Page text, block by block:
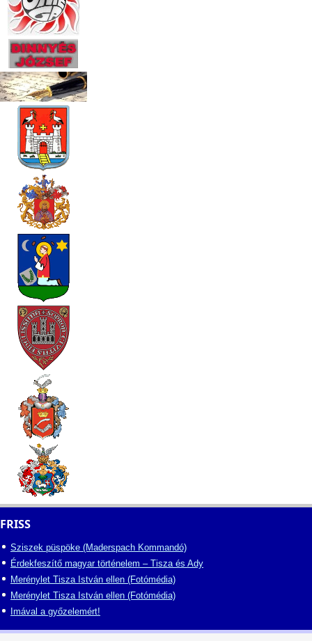
FRISS
Sziszek püspöke (Maderspach Kommandó)
Érdekfeszítő magyar történelem – Tisza és Ady
Merénylet Tisza István ellen (Fotómédia)
Merénylet Tisza István ellen (Fotómédia)
Imával a győzelemért!